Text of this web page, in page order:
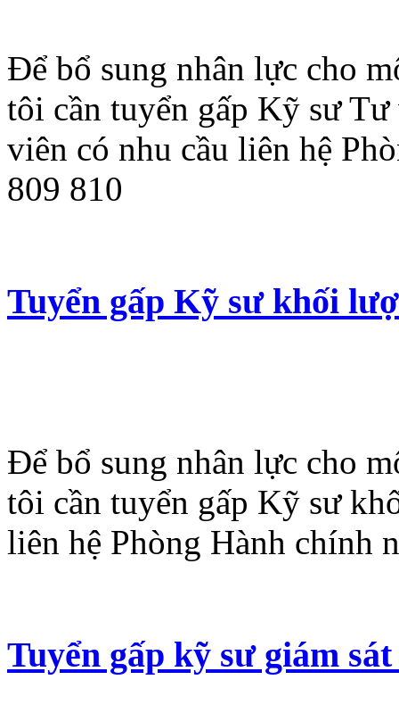
Để bổ sung nhân lực cho
tôi cần tuyển gấp Kỹ sư
viên có nhu cầu liên hệ
809 810
Tuyển gấp Kỹ sư khối
Để bổ sung nhân lực cho
tôi cần tuyển gấp Kỹ sư
liên hệ Phòng Hành chính
Tuyển gấp kỹ sư giám